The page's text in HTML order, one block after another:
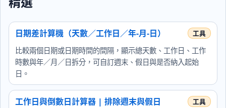
日期差計算機（天數／工作日／年-月-日）
比較兩個日期或日期時間的間隔，顯示總天數、工作日、工作
時數與年／月／日拆分，可自訂週末、假日與是否納入起始
日。
工作日與倒數日計算器 | 排除週末與假日